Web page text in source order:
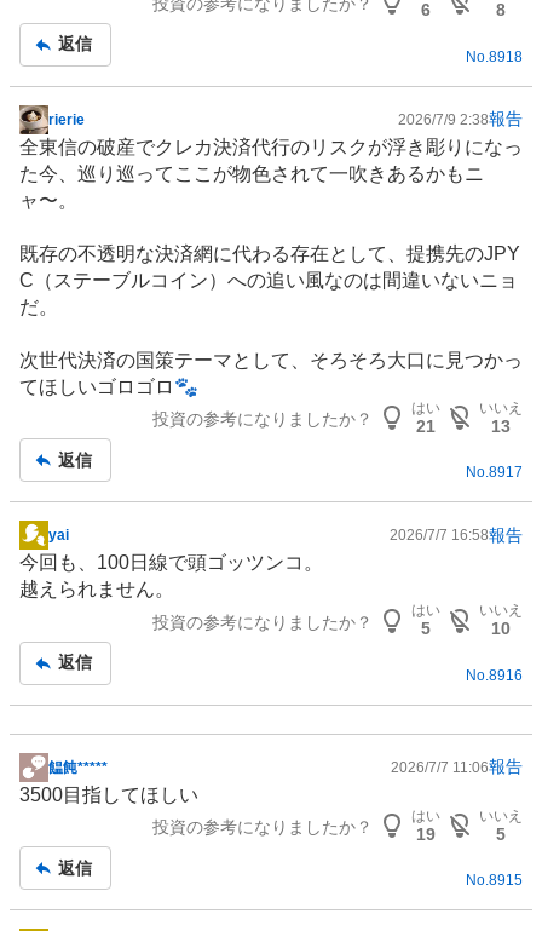
6
8
返信
No. 8918
掲
示
板
記
rierie 2026/7/9 2:38報告
全東信の破産でクレカ決済代行のリスクが浮き彫りになっ
た今、巡り巡ってここが物色されて一吹きあるかもニ
ャ〜。
既存の不透明な決済網に代わる存在として、提携先のJPY
C（ ステーブルコイン）への追い風なのは間違いないニョ
だ。
次世代決済の国策テーマとして、そろそろ大口に見つかっ
てほしいゴロゴロ🐾
投資の参考になりましたか？
はい
21
いいえ
13
返信
No.8917
掲
示
板
yai 2026/7/7 16:58報告
今回も、100日線で頭ゴッツンコ。
越えられません。
投資の参考になりましたか？
はい
5
いいえ
10
返信
No. 8916
掲
示
事
饂飩***** 2026/7/7 11:06報告
3500目指してほしい
投資の参考になりましたか？
はい
19
いいえ
5
返信
No.8915